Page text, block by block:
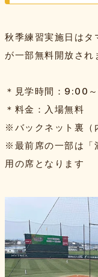
秋季練習実施日はタ
が一部無料開放され
＊見学時間：9:00
＊料金：入場無料
※バックネット裏（
※最前席の一部は「
用の席となります